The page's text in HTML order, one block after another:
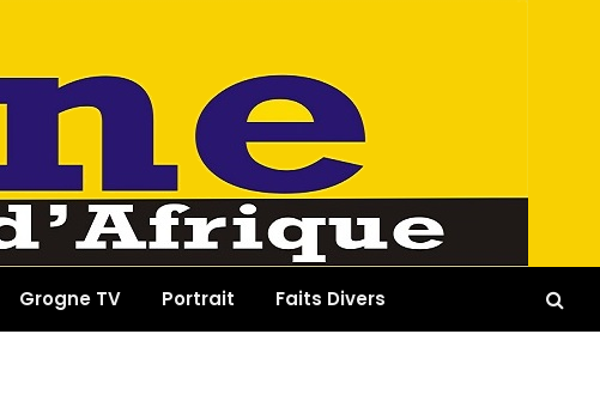
Grogne TV Portrait Faits Divers